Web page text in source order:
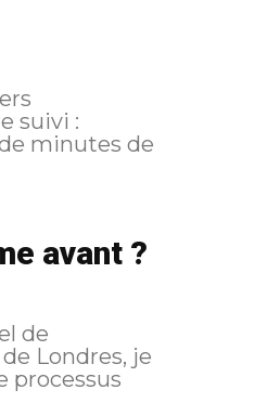
avant ?
processus